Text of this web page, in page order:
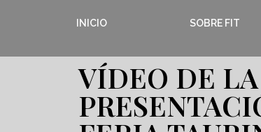
INICIO SOBRE FIT
VÍDEO DE LA